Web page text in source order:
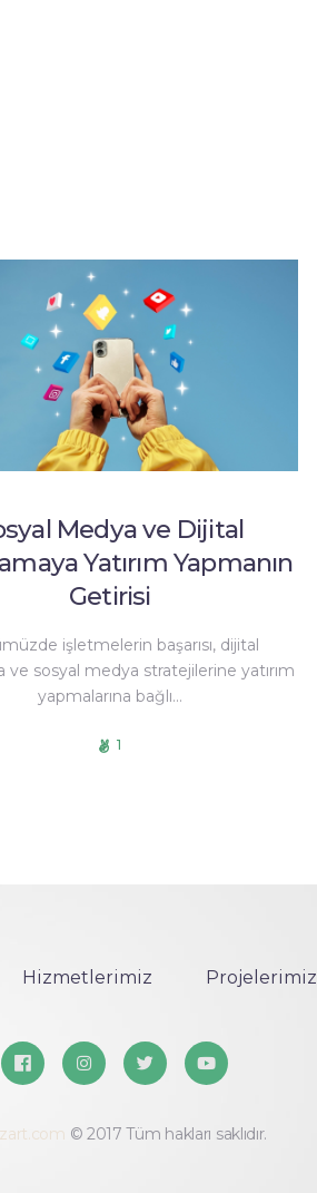
Medya ve Dijital
Yatırım Yapmanın
Getirisi
işletmelerin başarısı, dijital
ve sosyal medya stratejilerine yatırım
yapmalarına bağlı…
1
Hizmetlerimiz Projelerimiz
© 2017 Tüm hakları saklıdır.